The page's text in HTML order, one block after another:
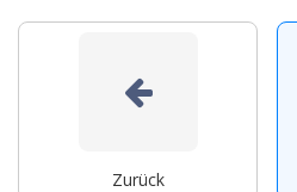
Zurück